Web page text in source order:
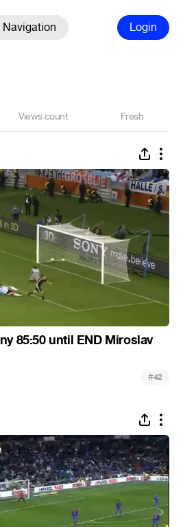
Navigation Login
Views count Fresh
85:50 until END Miroslav
#42